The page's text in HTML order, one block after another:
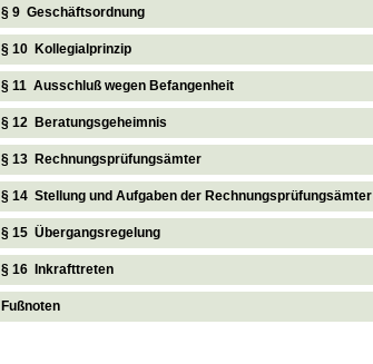
§ 9 Geschäftsordnung
§ 10 Kollegialprinzip
§ 11 Ausschluß wegen Befangenheit
§ 12 Beratungsgeheimnis
§ 13 Rechnungsprüfungsämter
§ 14 Stellung und Aufgaben der Rechnungsprüfungsämter
§ 15 Übergangsregelung
§ 16 Inkrafttreten
Fußnoten